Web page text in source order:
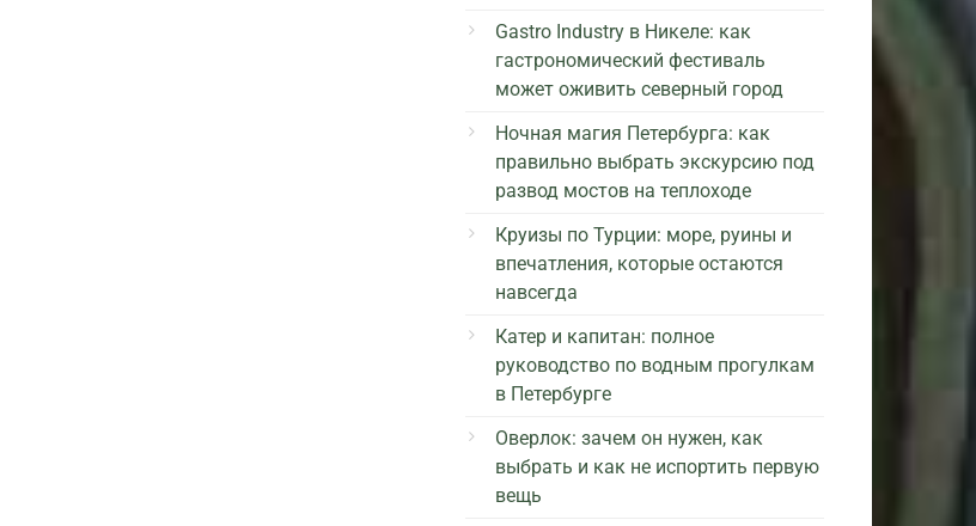
Gastro Industry в Никеле: как
гастрономический фестиваль
может оживить северный город
Ночная магия Петербурга: как
правильно выбрать экскурсию под
развод мостов на теплоходе
Круизы по Турции: море, руины и
впечатления, которые остаются
навсегда
Катер и капитан: полное
руководство по водным прогулкам
в Петербурге
Оверлок: зачем он нужен, как
выбрать и как не испортить первую
вещь